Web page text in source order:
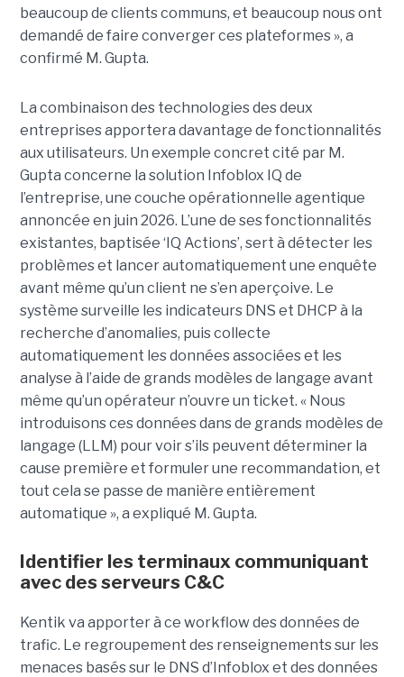
beaucoup de clients communs, et beaucoup nous ont
demandé de faire converger ces plateformes », a
confirmé M. Gupta.
La combinaison des technologies des deux
entreprises apportera davantage de fonctionnalités
aux utilisateurs. Un exemple concret cité par M.
Gupta concerne la solution Infoblox IQ de
l’entreprise, une couche opérationnelle agentique
annoncée en juin 2026. L’une de ses fonctionnalités
existantes, baptisée ‘IQ Actions’, sert à détecter les
problèmes et lancer automatiquement une enquête
avant même qu’un client ne s’en aperçoive. Le
système surveille les indicateurs DNS et DHCP à la
recherche d’anomalies, puis collecte
automatiquement les données associées et les
analyse à l’aide de grands modèles de langage avant
même qu’un opérateur n’ouvre un ticket. « Nous
introduisons ces données dans de grands modèles de
langage (LLM) pour voir s’ils peuvent déterminer la
cause première et formuler une recommandation, et
tout cela se passe de manière entièrement
automatique », a expliqué M. Gupta.
Identifier les terminaux communiquant
avec des serveurs C&C
Kentik va apporter à ce workflow des données de
trafic. Le regroupement des renseignements sur les
menaces basés sur le DNS d’Infoblox et des données